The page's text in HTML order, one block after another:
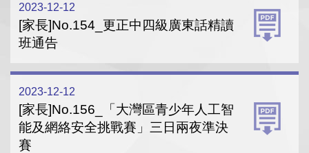
2023-12-12
[家長]No.154_更正中四級廣東話精讀
班通告
2023-12-12
[家長]No.156_「大灣區青少年人工智
能及網絡安全挑戰賽」三日兩夜準決
賽